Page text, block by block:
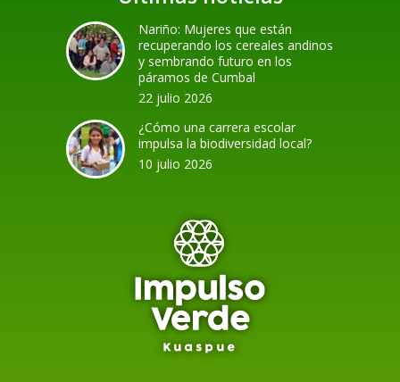
Nariño: Mujeres que están
recuperando los cereales andinos
y sembrando futuro en los
páramos de Cumbal
22 julio 2026
¿Cómo una carrera escolar
impulsa la biodiversidad local?
10 julio 2026